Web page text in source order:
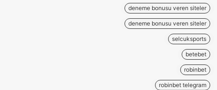
deneme bonusu veren siteler
deneme bonusu veren siteler
selcuksports
betebet
robinbet
robinbet telegram